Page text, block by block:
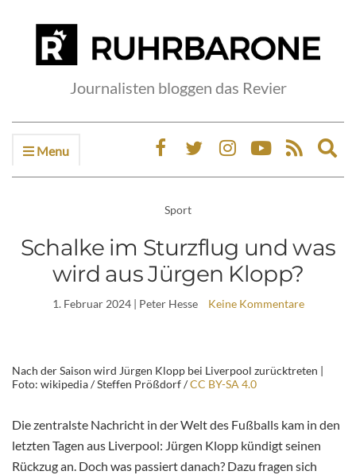
Journalisten bloggen das Revier
Menu
Sport
Schalke im Sturzflug und was
wird aus Jürgen Klopp?
1. Februar 2024| Peter Hesse Keine Kommentare
Nach der Saison wird Jürgen Klopp bei Liverpool zurücktreten |
Foto: wikipedia / Steffen Prößdorf /CC BY-SA 4.0
Die zentralste Nachricht in der Welt des Fußballs kam in den
letzten Tagen aus Liverpool: Jürgen Klopp kündigt seinen
Rückzug an. Doch was passiert danach? Dazu fragen sich